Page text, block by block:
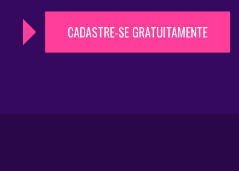
CADASTRE-SE GRATUITAMENTE